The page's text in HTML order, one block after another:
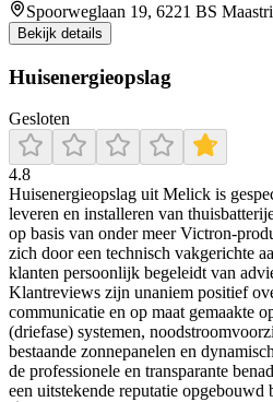
Spoorweglaan 19, 6221 BS
Bekijk details
Huisenergieopslag
Gesloten
4.8
Huisenergieopslag uit Melick is
leveren en installeren van
op basis van onder meer Victron-
zich door een technisch vakgerichte
klanten persoonlijk begeleidt van
Klantreviews zijn unaniem positief
communicatie en op maat gemaakte
(driefase) systemen,
bestaande zonnepanelen en
de professionele en transparante
een uitstekende reputatie opgebouwd